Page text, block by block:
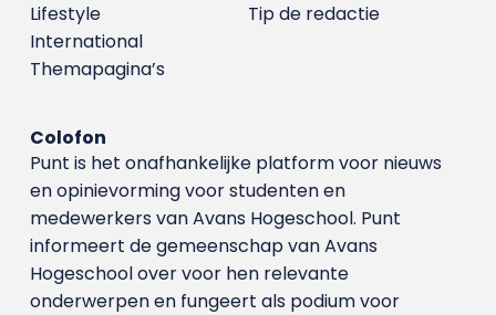
Tip de redactie
Lifestyle
International
Themapagina’s
Colofon
Punt is het onafhankelijke platform voor nieuws
en opinievorming voor studenten en
medewerkers van Avans Hoge­school. Punt
informeert de gemeenschap van Avans
Hogeschool over voor hen relevante
onderwerpen en fungeert als podium voor